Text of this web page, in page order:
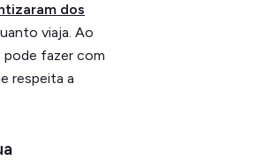
dos
viaja. Ao
pode fazer com
respeita a